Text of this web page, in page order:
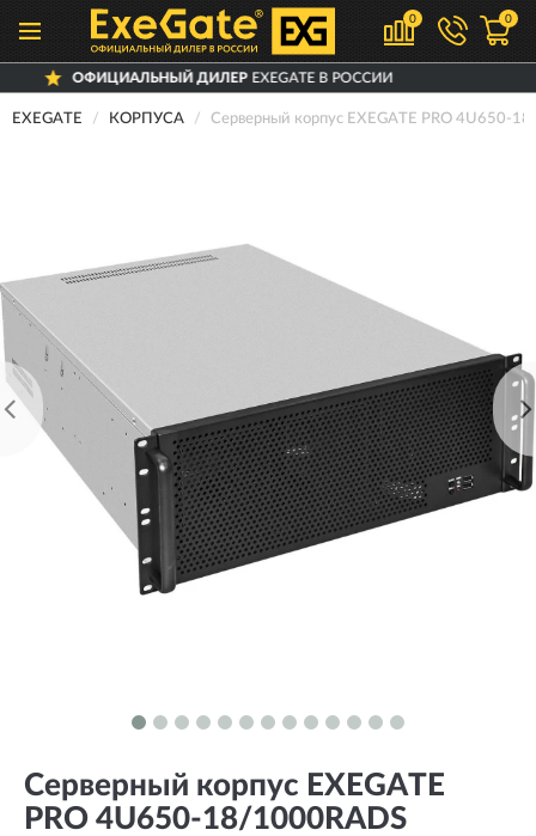
0 0
ДИЛЕРEXEGATE В РОССИИ
EXEGATE КОРПУСА Серверный корпус EXEGATE PRO 4U650-
Серверный корпус EXEGATE
PRO 4U650-18/1000RADS